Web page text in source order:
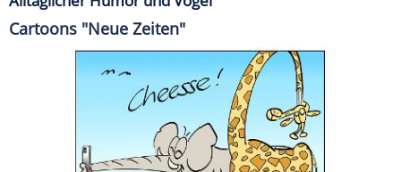
Cartoons "Neue Zeiten"